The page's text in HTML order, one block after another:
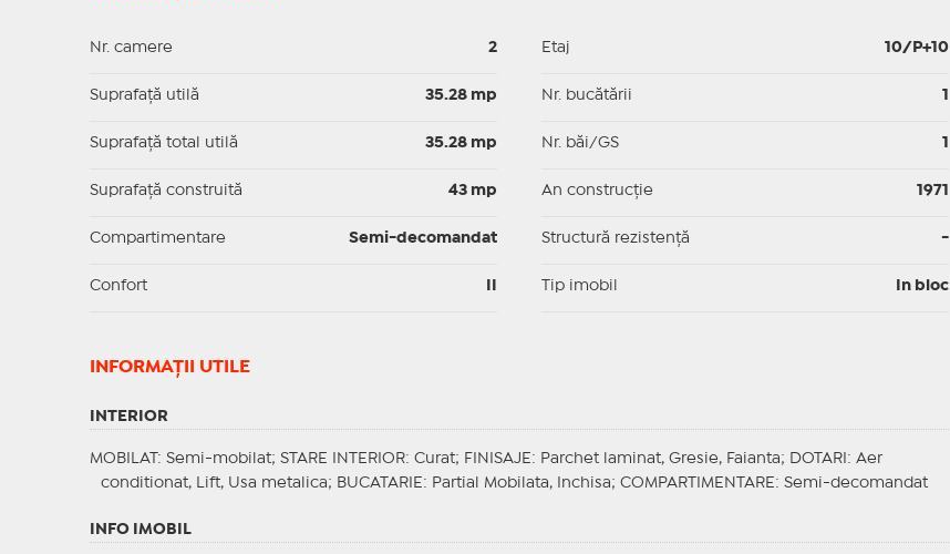
Nr. camere 2
Suprafaţă utilă 35.28 mp
Suprafaţă total utilă 35.28 mp
Suprafaţă construită 43 mp
Compartimentare Semi-decomandat
Confort
Etaj 10/P+10
Nr. bucătării
Nr. băi/GS
An construcție 1971
Structură rezistență -
Tip imobil In bloc
INFORMAŢII UTILE
INTERIOR
MOBILAT : Semi-mobilat; STARE INTERIOR: Curat; FINISAJE : Parchet laminat, Gresie, Faianta; DOTARI : Aer
conditionat, Lift, Usa metalica; BUCATARIE : Partial Mobilata, Inchisa; COMPARTIMENTARE : Semi-decomandat
INFO IMOBIL